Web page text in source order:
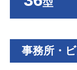
事務所・